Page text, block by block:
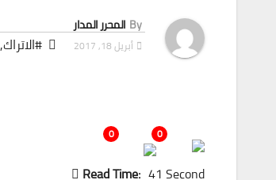
By المحرر المدار
أبريل 18, 2017 #الاتراك,
0
0
Read Time: 41 Second